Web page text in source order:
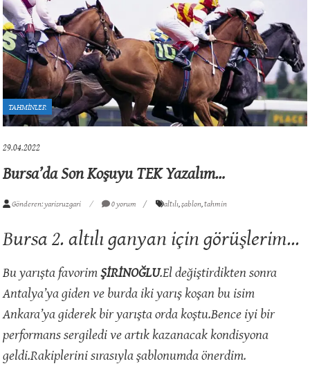
TAHMİNLER
29.04.2022
Bursa’da Son Koşuyu TEK Yazalım…
Gönderen: yarisruzgari 0 yorum altılı,şablon,tahmin
Bursa 2. altılı ganyan için görüşlerim…
Bu yarışta favorimŞİRİNOĞLU.El değiştirdikten sonra
Antalya’ya giden ve burda iki yarış koşan bu isim
Ankara’ya giderek bir yarışta orda koştu.Bence iyi bir
performans sergiledi ve artık kazanacak kondisyona
geldi.Rakiplerini sırasıyla şablonumda önerdim.